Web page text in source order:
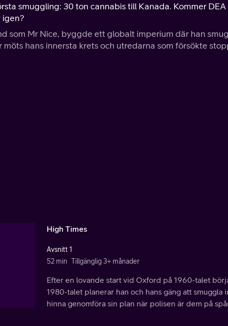
smuggling: 30 ton cannabis till Kanada. Kommer
igen?
som Mr Nice, byggde ett globalt imperium där han
hans innersta krets och utredarna som försökte
High Times
Avsnitt 1
52 min Tillgänglig 3+ månader
Efter en lovande start vid Oxford på 1960-talet
1980-talet planerar han och hans gäng att smuggla
hinna genomföra sin plan när polisen är dem på